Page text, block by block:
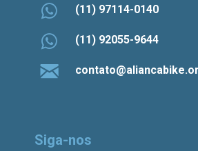
(11) 97114-0140
(11) 92055-9644
Siga-nos